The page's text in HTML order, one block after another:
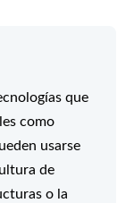
que
como
usarse
de
o la